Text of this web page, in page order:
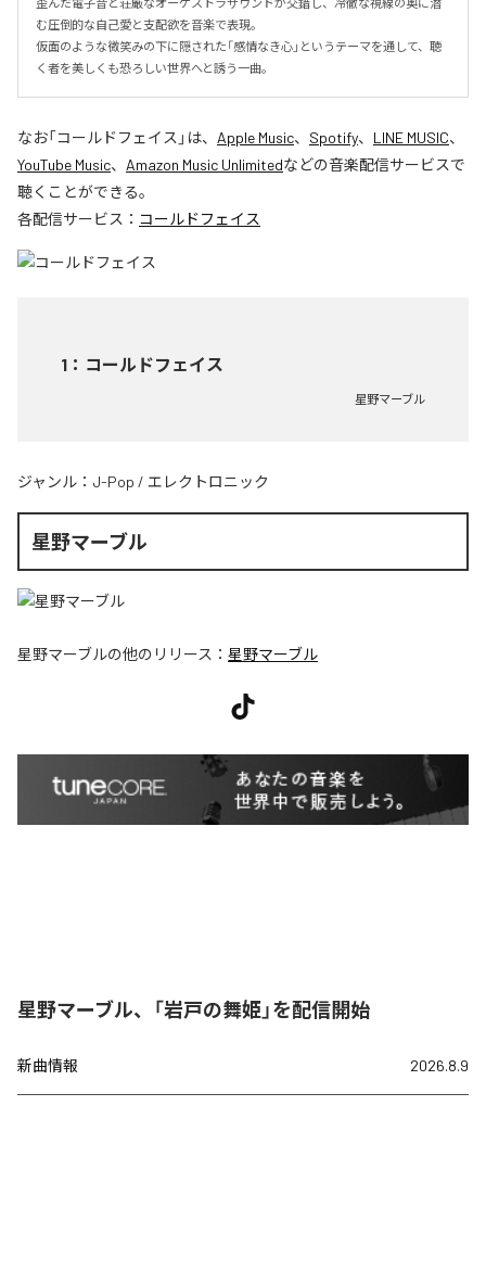
む圧倒的な自己愛と支配欲を音楽で表現。
仮面のような微笑みの下に隠された「感情なき心」というテーマを通して、聴
く者を美しくも恐ろしい世界へと誘う一曲。
なお「コールドフェイス 」は、 Apple Music、 Spotify、 LINE MUSIC、
YouTube Music、 Amazon Music Unlimitedなどの音楽配信サービスで
聴くことができる。
各配信サービス： コールドフェイス
1 ： コールドフェイス
星野マーブル
ジャンル： J-Pop / エレクトロニック
星野マーブル
星野マーブルの他のリリース： 星野マーブル
星野マーブル、「岩戸の舞姫」を配信開始
新曲情報 2026.8.9